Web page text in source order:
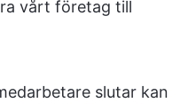
vårt företag till
slutar kan